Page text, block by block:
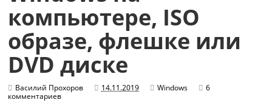
компьютере, ISO
образе, флешке или
DVD диске
Василий Прохоров 14.11.2019 Windows
6
комментариев